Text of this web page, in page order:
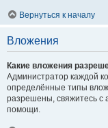
Вернуться к началу
Вложения
Какие вложения
Администратор каждой
определённые типы
разрешены, свяжитесь с
помощи.